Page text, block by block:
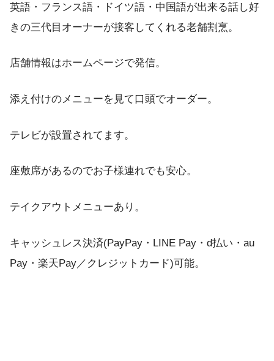
英語・フランス語・ドイツ語・中国語が出来る話し好
きの三代目オーナーが接客してくれる老舗割烹。
店舗情報はホームページで発信。
添え付けのメニューを見て口頭でオーダー。
テレビが設置されてます。
座敷席があるのでお子様連れでも安心。
テイクアウトメニューあり。
キャッシュレス決済(PayPay・LINE Pay・d払い・au
Pay・楽天Pay／クレジットカード)可能。